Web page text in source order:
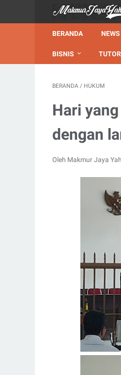
BERANDA NEWS
BISNIS
BERANDA / HUKUM
Hari
dengan
Oleh Makmur Jaya